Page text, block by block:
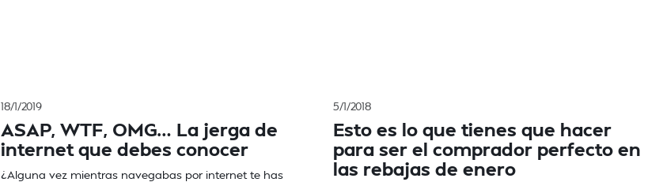
18/1/2019
ASAP, WTF, OMG… La jerga de
internet que debes conocer
¿Alguna vez mientras navegabas por internet te has
5/1/2018
Esto es lo que tienes que hacer
para ser el comprador perfecto en
las rebajas de enero